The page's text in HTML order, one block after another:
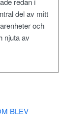
del av mitt
och
njuta av
BLEV